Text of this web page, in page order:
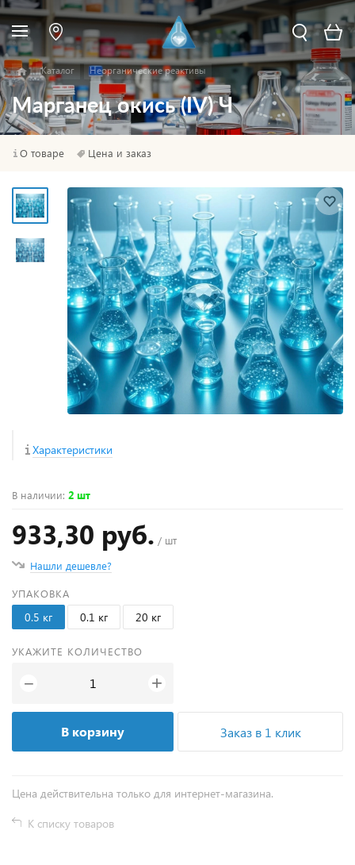
Каталог Неорганические реактивы
Марганец окись (IV) Ч
О товаре Цена и заказ
Характеристики
В наличии: 2 шт
933,30 руб. / шт
Нашли дешевле?
УПАКОВКА
0.5 кг 0.1 кг 20 кг
УКАЖИТЕ КОЛИЧЕСТВО
− +
В корзину Заказ в 1 клик
Цена действительна только для интернет-магазина.
К списку товаров